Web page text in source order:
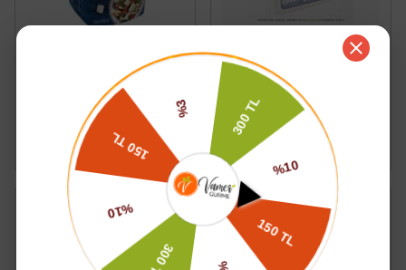
Olgunlaştırılmış Beyaz
Peynir Küpleri 400 Gr -
₺ 362.00
Koyun Tulum Peyniri 350 Gr
- Urfarm
₺ 275.50
Tükendi Tükendi